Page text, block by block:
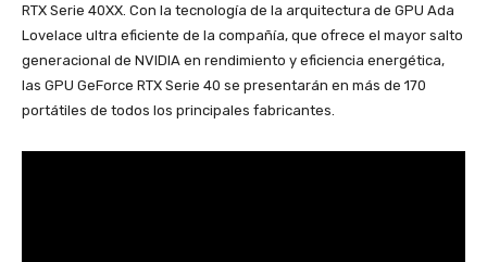
RTX Serie 40XX. Con la tecnología de la arquitectura de GPU Ada
Lovelace ultra eficiente de la compañía, que ofrece el mayor salto
generacional de NVIDIA en rendimiento y eficiencia energética,
las GPU GeForce RTX Serie 40 se presentarán en más de 170
portátiles de todos los principales fabricantes.